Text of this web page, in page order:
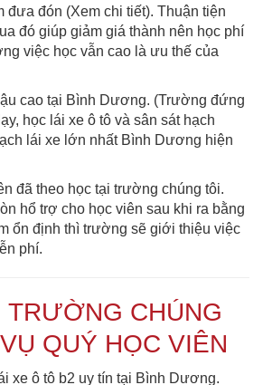
đưa đón (Xem chi tiết). Thuận tiện
đó giúp giảm giá thành nên học phí
việc học vẫn cao là ưu thế của
cao tại Bình Dương. (Trường đứng
học lái xe ô tô và sân sát hạch
lái xe lớn nhất Bình Dương hiện
đã theo học tại trường chúng tôi.
hổ trợ cho học viên sau khi ra bằng
ổn định thì trường sẽ giới thiệu việc
phí.
TRƯỜNG CHÚNG
QUÝ HỌC VIÊN
xe ô tô b2 uy tín tại Bình Dương.